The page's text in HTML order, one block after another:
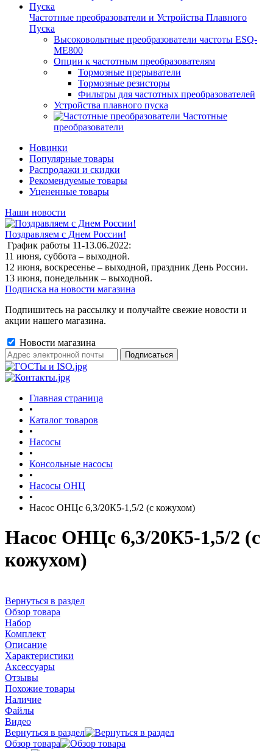
Частотные преобразователи и Устройства Плавного
Пуска
Высоковольтные преобразователи частоты ESQ-
ME800
Опции к частотным преобразователям
Тормозные прерыватели
Тормозные резисторы
Фильтры для частотных преобразователей
Устройства плавного пуска
Частотные
преобразователи
Новинки
Популярные товары
Распродажи и скидки
Рекомендуемые товары
Уцененные товары
Наши новости
Поздравляем с Днем России!
График работы 11-13.06.2022:
11 июня, суббота – выходной.
12 июня, воскресенье – выходной, праздник День России.
13 июня, понедельник – выходной.
Подписка на новости магазина
Подпишитесь на рассылку и получайте свежие новости и
акции нашего магазина.
Новости магазина
Главная страница
•
Каталог товаров
•
Насосы
•
Консольные насосы
•
Насосы ОНЦ
•
Насос ОНЦс 6,3/20К5-1,5/2 (с кожухом)
Насос ОНЦс 6,3/20К5-1,5/2 (с
кожухом)
Вернуться в раздел
Обзор товара
Набор
Комплект
Описание
Характеристики
Аксессуары
Отзывы
Похожие товары
Наличие
Файлы
Видео
Вернуться в раздел
Обзор товара